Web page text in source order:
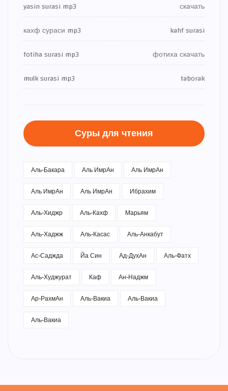
yasin surasi mp3
скачать
кахф сураси mp3
kahf surasi
fotiha surasi mp3
фотиха скачать
mulk surasi mp3
taborak
Суры для чтения
Аль-Бакара Аль ИмрАн
Аль ИмрАн
Аль ИмрАн
Аль ИмрАн
Ибрахим
Аль-Хиджр
Аль-Кахф
Марьям
Аль-Хаджж
Аль-Касас
Аль-Анкабут
Ас-Саджда
Йа Син Ад-ДухАн
Аль-Фатх
Аль-Худжурат
Каф
Ан-Наджм
Ар-РахмАн
Аль-Вакиа
Аль-Вакиа
Аль-Вакиа